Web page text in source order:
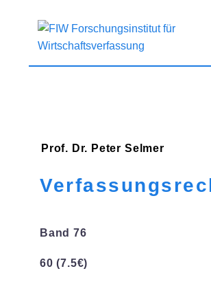
Prof. Dr. Peter Selmer
Band 76
60 (7.5€)